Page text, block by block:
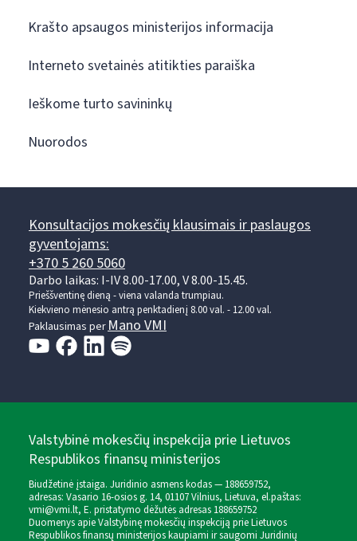
Krašto apsaugos ministerijos informacija
Interneto svetainės atitikties paraiška
Ieškome turto savininkų
Nuorodos
Konsultacijos mokesčių klausimais ir paslaugos
gyventojams:
+370 5 260 5060
Darbo laikas: I-IV 8.00-17.00, V 8.00-15.45.
Prieššventinę dieną - viena valanda trumpiau.
Kiekvieno mėnesio antrą penktadienį 8.00 val. - 12.00 val.
Paklausimas perMano VMI
Valstybinė mokesčių inspekcija prie Lietuvos
Respublikos finansų ministerijos
Biudžetinė įstaiga. Juridinio asmens kodas — 188659752,
adresas: Vasario 16-osios g. 14, 01107 Vilnius, Lietuva, el.paštas:
vmi@vmi.lt, E. pristatymo dėžutės adresas 188659752
Duomenys apie Valstybinę mokesčių inspekciją prie Lietuvos
Respublikos finansų ministerijos kaupiami ir saugomi Juridinių